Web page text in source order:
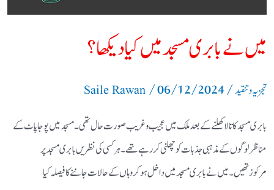
میں نے بابری مسجد میں کیا دیکھا؟
تجزیہ و تنقید/
Saile Rawan /06/12/2024
بابری مسجد کا تالا کھلنے کے بعد ملک میں عجیب و غریب صورت حال تھی۔ مسجد میں پوجا پاٹ کے
مناظر لوگوں کے مذہبی جذبات کو چھلنی کر رہے تھے۔ ہر کسی کی نظریں بابری مسجد پر
مرکوزتھیں۔ میں نے بابری مسجد میں داخل ہوکر وہاں کے حالات جاننے کا فیصلہ کیا
دیکھا؟